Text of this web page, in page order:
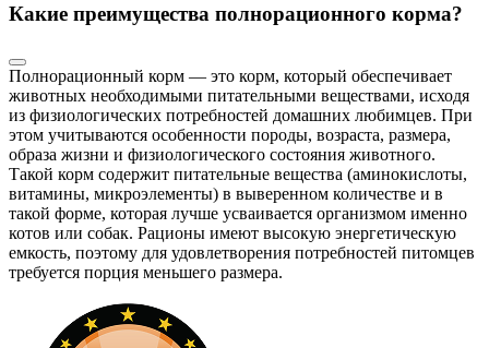
Какие преимущества полнорационного корма?
Полнорационный корм — это корм, который обеспечивает
животных необходимыми питательными веществами, исходя
из физиологических потребностей домашних любимцев. При
этом учитываются особенности породы, возраста, размера,
образа жизни и физиологического состояния животного.
Такой корм содержит питательные вещества (аминокислоты,
витамины, микроэлементы) в выверенном количестве и в
такой форме, которая лучше усваивается организмом именно
котов или собак. Рационы имеют высокую энергетическую
емкость, поэтому для удовлетворения потребностей питомцев
требуется порция меньшего размера.